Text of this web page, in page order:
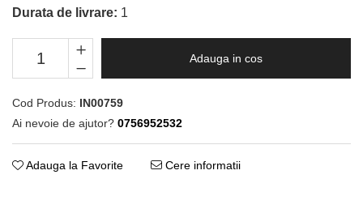
Durata de livrare: 1
Adauga in cos
Cod Produs: IN00759
Ai nevoie de ajutor? 0756952532
Adauga la Favorite Cere informatii